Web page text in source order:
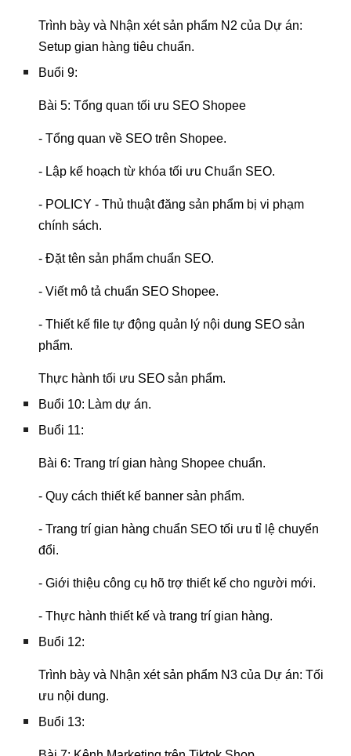
Trình bày và Nhận xét sản phẩm N2 của Dự án:
Setup gian hàng tiêu chuẩn.
Buổi 9:
Bài 5: Tổng quan tối ưu SEO Shopee
- Tổng quan về SEO trên Shopee.
- Lập kế hoạch từ khóa tối ưu Chuẩn SEO.
- POLICY - Thủ thuật đăng sản phẩm bị vi phạm
chính sách.
- Đặt tên sản phẩm chuẩn SEO.
- Viết mô tả chuẩn SEO Shopee.
- Thiết kế file tự động quản lý nội dung SEO sản
phẩm.
Thực hành tối ưu SEO sản phẩm.
Buổi 10: Làm dự án.
Buổi 11:
Bài 6: Trang trí gian hàng Shopee chuẩn.
- Quy cách thiết kế banner sản phẩm.
- Trang trí gian hàng chuẩn SEO tối ưu tỉ lệ chuyển
đổi.
- Giới thiệu công cụ hõ trợ thiết kế cho người mới.
- Thực hành thiết kế và trang trí gian hàng.
Buổi 12:
Trình bày và Nhận xét sản phẩm N3 của Dự án: Tối
ưu nội dung.
Buổi 13: